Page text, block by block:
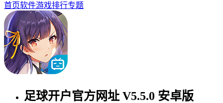
首页软件游戏排行专题
足球开户官方网址 V5.5.0 安卓版